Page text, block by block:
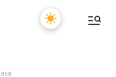
5天